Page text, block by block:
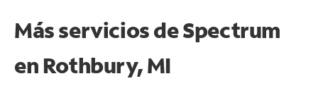
Más servicios de Spectrum
en Rothbury, MI